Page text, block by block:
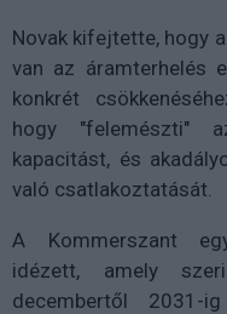
Novak kifejtette, hogy
van az áramterhelés
konkrét
hogy "felemészti"
kapacitást, és
való csatlakoztatását.
A Kommerszant
idézett, amely
decembertől 2031-